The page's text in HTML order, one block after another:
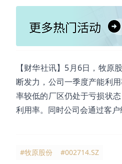
【财华社讯】5月6日，牧原
断发力，公司一季度产能利
率较低的厂区仍处于亏损状
利用率。同时公司会通过客
#牧原股份 #002714.SZ